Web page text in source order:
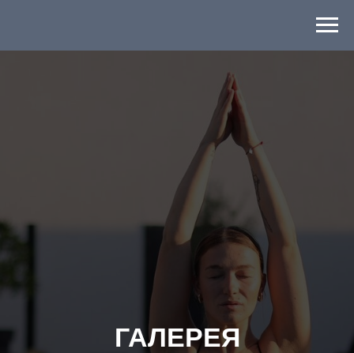
ГАЛЕРЕЯ